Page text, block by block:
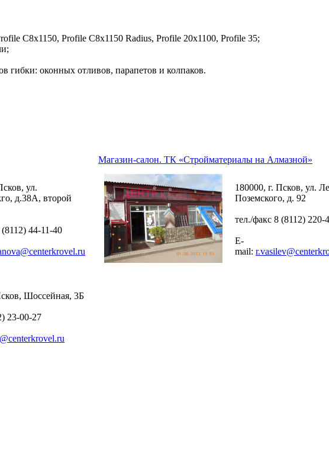
C8х1150, Profile C8х1150 Radius, Profile 20x1100, Profile 35;
гибки: оконных отливов, парапетов и колпаков.
Магазин-салон. ТК «Стройматериалы на Алмазной»
ул.
д.38А, второй
44-11-40
180000, г. Псков, ул.
Поземского, д. 92
тел./факс 8 (8112) 220-
E-
mail:
Шоссейная, 3Б
23-00-27